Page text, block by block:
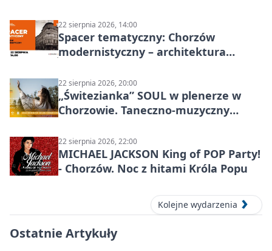
22 sierpnia 2026, 14:00
Spacer tematyczny: Chorzów
modernistyczny – architektura
22 sierpnia 2026, 20:00
„Świtezianka” SOUL w plenerze w
Chorzowie. Taneczno-muzyczny
22 sierpnia 2026, 22:00
MICHAEL JACKSON King of POP Party!
- Chorzów. Noc z hitami Króla Popu
Kolejne wydarzenia
Ostatnie Artykuły